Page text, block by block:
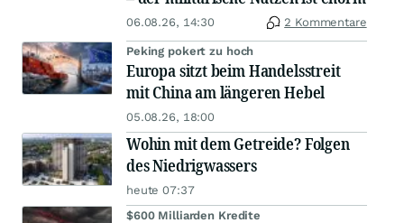
06.08.26, 14:30 2 Kommentare
Peking pokert zu hoch
Europa sitzt beim Handelsstreit
mit China am längeren Hebel
05.08.26, 18:00
Wohin mit dem Getreide? Folgen
des Niedrigwassers
heute 07:37
$600 Milliarden Kredite